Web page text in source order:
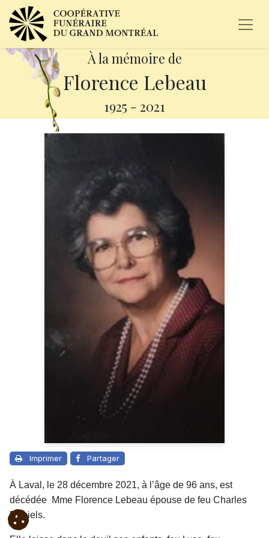
À la mémoire de
Florence Lebeau
1925 - 2021
Imprimer Partager
À Laval, le 28 décembre 2021, à l’âge de 96 ans, est
décédée Mme Florence Lebeau épouse de feu Charles
Daniels.